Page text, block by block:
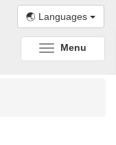
🌏 Languages
Toggle
navigation
Menu